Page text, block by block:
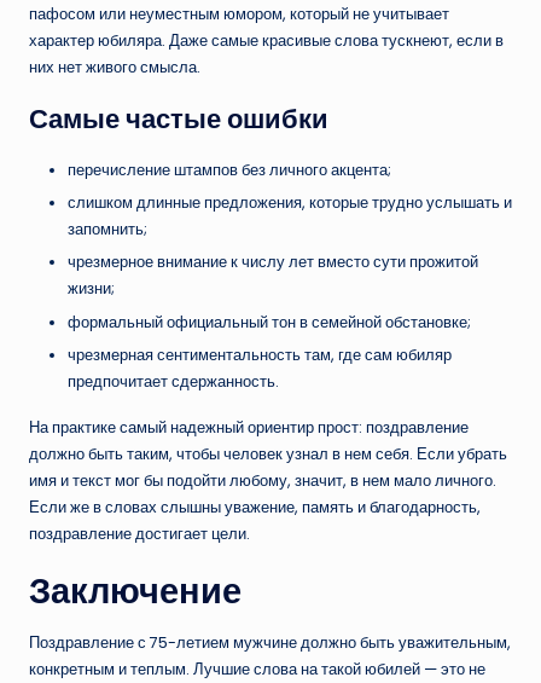
пафосом или неуместным юмором, который не учитывает
характер юбиляра. Даже самые красивые слова тускнеют, если в
них нет живого смысла.
Самые частые ошибки
перечисление штампов без личного акцента;
слишком длинные предложения, которые трудно услышать и
запомнить;
чрезмерное внимание к числу лет вместо сути прожитой
жизни;
формальный официальный тон в семейной обстановке;
чрезмерная сентиментальность там, где сам юбиляр
предпочитает сдержанность.
На практике самый надежный ориентир прост: поздравление
должно быть таким, чтобы человек узнал в нем себя. Если убрать
имя и текст мог бы подойти любому, значит, в нем мало личного.
Если же в словах слышны уважение, память и благодарность,
поздравление достигает цели.
Заключение
Поздравление с 75-летием мужчине должно быть уважительным,
конкретным и теплым. Лучшие слова на такой юбилей — это не